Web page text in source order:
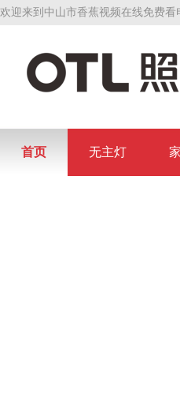
欢迎来到中山市香蕉视频在线免费
首页 无主灯